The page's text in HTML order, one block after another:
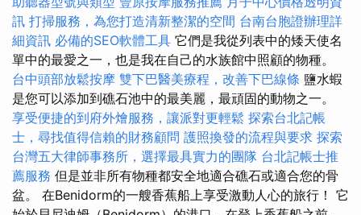
訊 打掃服務，為您打造清新整潔的空間 台南台胞證辦理詳
細資訊 必備的SEO軟體工具 它們是我從列表中的矮天使名
單中的最愛之一，也是我在自己的水族館中照顧的物種。
台中頭部放鬆按摩 雙下巴醫美療程，改善下巴線條 鹽水蝦
是您可以添加到礁石池中的最美麗，最頑固的動物之一。
享受便捷的到府外燴服務，讓派對更輕鬆 探索台北記帳
士，尋找值得信賴的財務顧問 護照換發的流程與要求 探索
台灣五大律師事務所，選擇最具實力的團隊 台北記帳士推
薦服務 但是並非所有物種都安全地適合礁石或適合您的骨
盆。 在Benidorm的一艘香蕉船上享受激動人心的旅行！ 它